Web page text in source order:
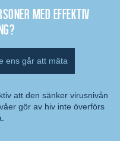
med effektiv
ens går att mäta
att den sänker virusnivån
gör av hiv inte överförs